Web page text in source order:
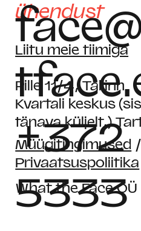
Pille 11/4, Tallinn
Kvartali keskus
tänava küljelt,)
What the Face OÜ
Müügitingimused /
Privaatsuspoliitika
Liitu meie tiimiga
ühendust
+372
5333